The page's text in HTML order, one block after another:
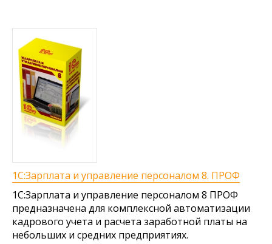
1С:Зарплата и управление персоналом 8. ПРОФ
1С:Зарплата и управление персоналом 8 ПРОФ
предназначена для комплексной автоматизации
кадрового учета и расчета заработной платы на
небольших и средних предприятиях.